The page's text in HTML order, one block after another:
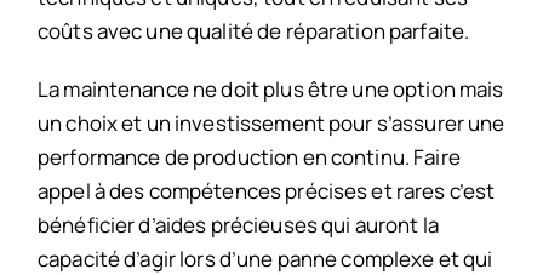
coûts avec une qualité de réparation parfaite.
La maintenance ne doit plus être une option mais
un choix et un investissement pour s’assurer une
performance de production en continu. Faire
appel à des compétences précises et rares c’est
bénéficier d’aides précieuses qui auront la
capacité d’agir lors d’une panne complexe et qui